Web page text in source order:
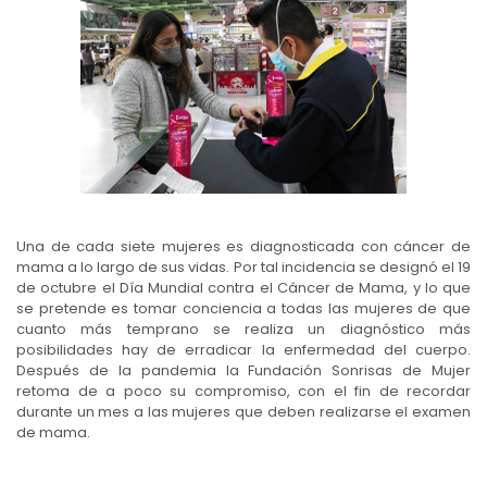
Una de cada siete mujeres es diagnosticada con cáncer de
mama a lo largo de sus vidas. Por tal incidencia se designó el 19
de octubre el Día Mundial contra el Cáncer de Mama, y lo que
se pretende es tomar conciencia a todas las mujeres de que
cuanto más temprano se realiza un diagnóstico más
posibilidades hay de erradicar la enfermedad del cuerpo.
Después de la pandemia la Fundación Sonrisas de Mujer
retoma de a poco su compromiso, con el fin de recordar
durante un mes a las mujeres que deben realizarse el examen
de mama.